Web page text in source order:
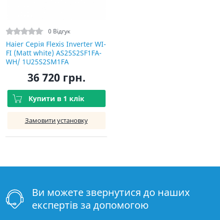
0 Відгук
Haier Серія Flexis Inverter WI-
FI (Matt white) AS25S2SF1FA-
WH/ 1U25S2SM1FA
36 720 грн.
Купити в 1 клік
Замовити установку
Ви можете звернутися до наших
експертів за допомогою